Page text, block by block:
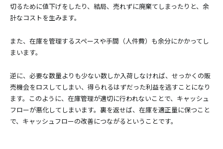
切るために値下げをしたり、結局、売れずに廃棄てしまったりと、余
計なコストを生みます。
また、在庫を管理するスペースや手間（人件費）も余分にかかってし
まいます。
逆に、必要な数量よりも少ない数しか入荷しなければ、せっかくの販
売機会をロスしてしまい、得られるはずだった利益を逃すことになり
ます。このように、在庫管理が適切に行われないことで、キャッシュ
フローが悪化してしまいます。裏を返せば、在庫を適正量に保つこと
で、キャッシュフローの改善につながるということです。